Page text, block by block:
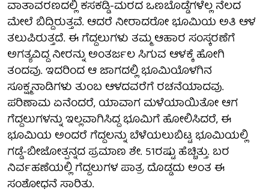
ವಾತಾವರಣದಲ್ಲಿ ಕಸಕಡ್ಡಿ-ಮರದ ಒಣಬೊಡ್ಡೆಗಳೆಲ್ಲ ನೆಲದ
ಮೇಲೆ ಬಿದ್ದಿರುತ್ತವೆ. ಆದರೆ ನೀರಾದರೋ ಭೂಮಿಯ ಅತಿ ಆಳ
ತಲುಪಿರುತ್ತದೆ. ಈ ಗೆದ್ದಲುಗಳು ತಮ್ಮ ಆಹಾರ ಸಂಸ್ಕರಣೆಗೆ
ಅಗತ್ಯವಿದ್ದ ನೀರನ್ನು ಅಂತರ್ಜಲ ಸಿಗುವ ಆಳಕ್ಕೆ ಹೋಗಿ
ತಂದವು. ಇದರಿಂದ ಆ ಜಾಗದಲ್ಲಿ ಭೂಮಿಯೊಳಗಿನ
ಸೂಕ್ಷ್ಮನಾಡಿಗಳು ತುಂಬ ಆಳದವರೆಗೆ ರಚನೆಯಾದವು.
ಪರಿಣಾಮ ಏನೆಂದರೆ, ಯಾವಾಗ ಮಳೆಯಾಯಿತೋ ಆಗ
ಗೆದ್ದಲುಗಳನ್ನು ಇಲ್ಲವಾಗಿಸಿದ್ದ ಭೂಮಿಗೆ ಹೋಲಿಸಿದರೆ, ಈ
ಭೂಮಿಯ ಅಂದರೆ ಗೆದ್ದಲನ್ನು ಬೆಳೆಯಲುಬಿಟ್ಟ ಭೂಮಿಯಲ್ಲಿ
ಗಡ್ಡೆ-ಬೀಜೋತ್ಪನ್ನದ ಪ್ರಮಾಣ ಶೇ. 51ರಷ್ಟು ಹೆಚ್ಚಿತ್ತು. ಬರ
ನಿರ್ವಹಣೆಯಲ್ಲಿ ಗೆದ್ದಲುಗಳ ಪಾತ್ರ ದೊಡ್ಡದು ಅಂತ ಈ
ಸಂಶೋಧನೆ ಸಾರಿತು.